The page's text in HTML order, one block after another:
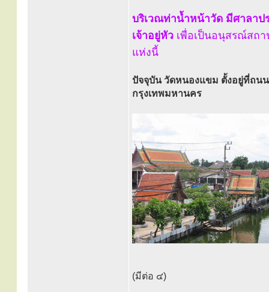
บริเวณท่าน้ำหน้าวัด มีศาลาป
เจ้าอยู่หัว เพื่อเป็นอนุสรณ์สถ
แห่งนี้
ปัจจุบัน วัดหนองแขม ตั้งอยู่ที่ถน
กรุงเทพมหานคร
(มีต่อ ๔)